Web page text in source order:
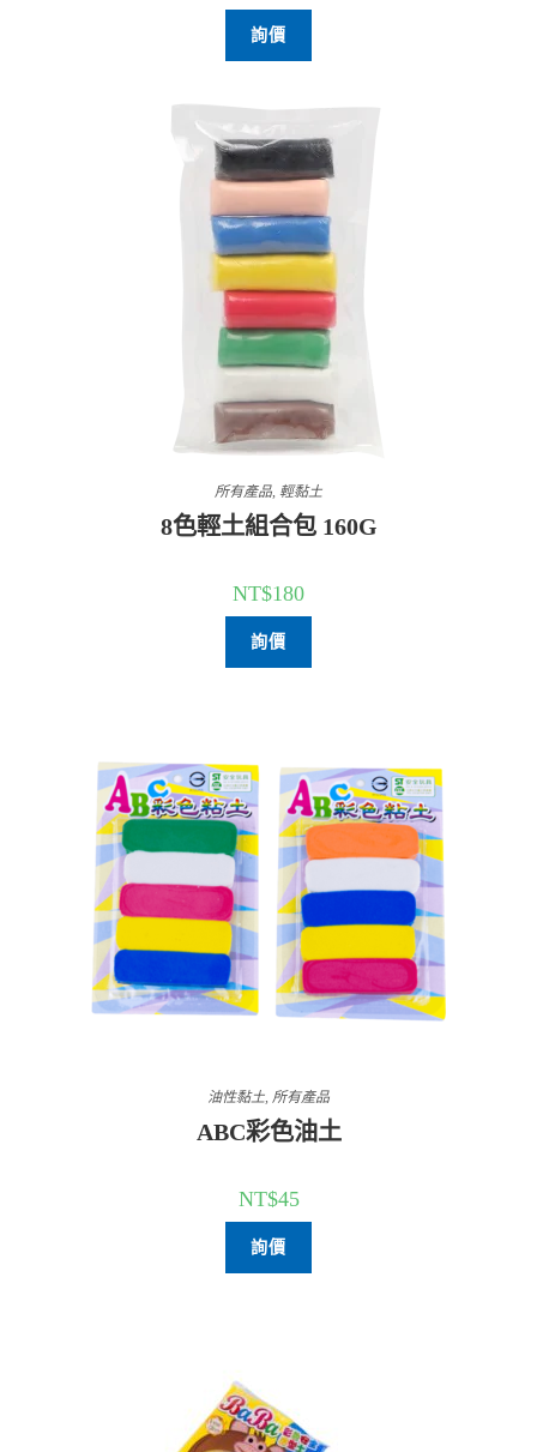
詢價
所有產品 輕黏土
8色輕土組合包 160G
NT$180
詢價
油性黏土, 所有產品
ABC彩色油土
NT$45
詢價